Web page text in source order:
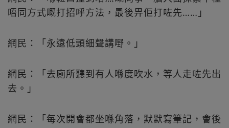
唔同方式嘅打招呼方法，最後畀佢打咗先……」
網民：「永遠低頭細聲講嘢。」
網民：「去廁所聽到有人喺度吹水，等人走咗先出
去。」
網民：「每次開會都坐喺角落，默默寫筆記，會後